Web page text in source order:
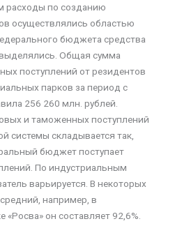
расходы по созданию
осуществлялись областью
бюджета средства
Общая сумма
поступлений от резидентов
парков за период с
256 260 млн. рублей.
и таможенных поступлений
системы складывается так,
бюджет поступает
По индустриальным
варьируется. В некоторых
например, в
он составляет 92,6%.